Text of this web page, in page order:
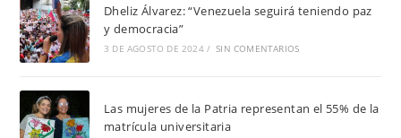
Dheliz Álvarez: “Venezuela seguirá teniendo paz
y democracia”
3 DE AGOSTO DE 2024 / SIN COMENTARIOS
Las mujeres de la Patria representan el 55% de la
matrícula universitaria